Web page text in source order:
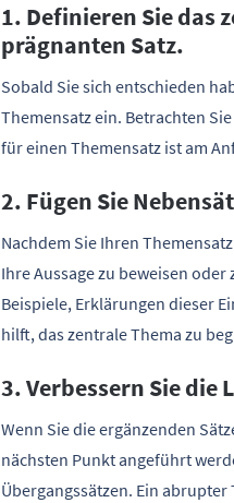
1. Definieren Sie das
prägnanten Satz.
Sobald Sie sich entschieden
Themensatz ein. Betrachten
für einen Themensatz ist am
2. Fügen Sie
Nachdem Sie Ihren
Ihre Aussage zu beweisen
Beispiele, Erklärungen dieser
hilft, das zentrale Thema zu
3. Verbessern Sie
Wenn Sie die ergänzenden
nächsten Punkt angeführt
Übergangssätzen. Ein